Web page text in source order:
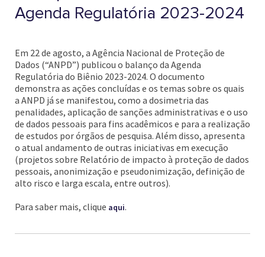
Agenda Regulatória 2023-2024
Em 22 de agosto, a Agência Nacional de Proteção de
Dados (“ANPD”) publicou o balanço da Agenda
Regulatória do Biênio 2023-2024. O documento
demonstra as ações concluídas e os temas sobre os quais
a ANPD já se manifestou, como a dosimetria das
penalidades, aplicação de sanções administrativas e o uso
de dados pessoais para fins acadêmicos e para a realização
de estudos por órgãos de pesquisa. Além disso, apresenta
o atual andamento de outras iniciativas em execução
(projetos sobre Relatório de impacto à proteção de dados
pessoais, anonimização e pseudonimização, definição de
alto risco e larga escala, entre outros).
Para saber mais, clique aqui.